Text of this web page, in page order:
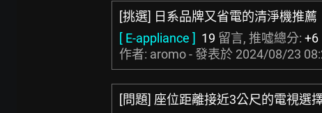
[挑選] 日系品牌又省電的清淨機推薦
[ E-appliance ] 19 留言, 推噓總分: +6
作者: aromo - 發表於 2024/08/23
[問題] 座位距離接近3公尺的電視選